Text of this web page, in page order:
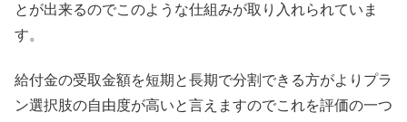
とが出来るのでこのような仕組みが取り入れられていま
す。
給付金の受取金額を短期と長期で分割できる方がよりプラ
ン選択肢の自由度が高いと言えますのでこれを評価の一つ